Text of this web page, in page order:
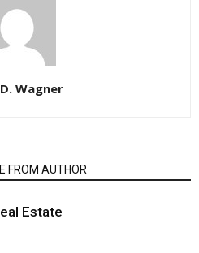
Wagner
FROM AUTHOR
Estate